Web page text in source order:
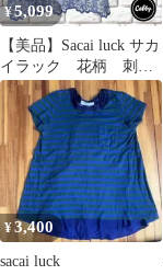
¥5,099
【美品】Sacai luck サカ
イラック 花柄 刺
繍 スカート サイズ1
¥3,400
sacai luck